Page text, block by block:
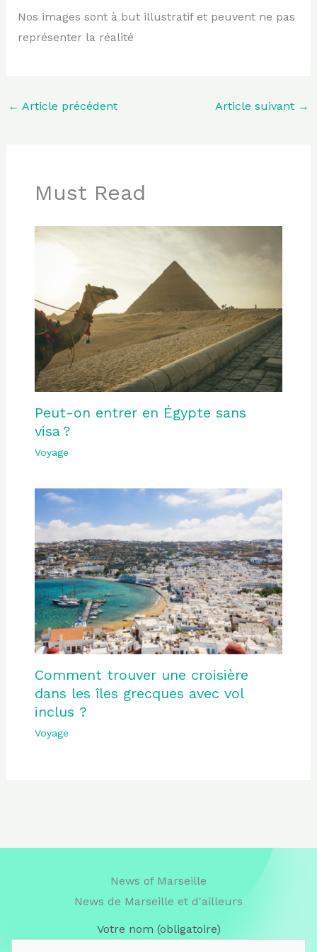
Nos images sont à but illustratif et peuvent ne pas
représenter la réalité
← Article précédent Article suivant →
Must Read
Peut-on entrer en Égypte sans
visa ?
Voyage
Comment trouver une croisière
dans les îles grecques avec vol
inclus ?
Voyage
News of Marseille
News de Marseille et d'ailleurs
Votre nom (obligatoire)